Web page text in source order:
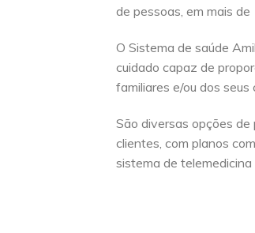
de pessoas, em mais de
O Sistema de saúde
cuidado capaz de
familiares e/ou dos seus
São diversas opções
clientes, com planos
sistema de telemedicina